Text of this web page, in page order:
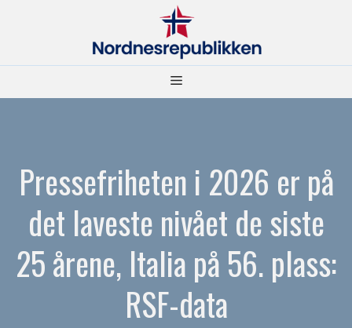
Meny
Pressefriheten i 2026 er på
det laveste nivået de siste
25 årene, Italia på 56. plass:
RSF-data